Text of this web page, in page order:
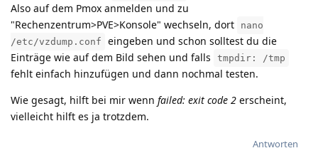
Also auf dem Pmox anmelden und zu
"Rechenzentrum>PVE>Konsole" wechseln, dort
nano
/etc/vzdump.conf
eingeben und schon solltest du die
Einträge wie auf dem Bild sehen und falls
tmpdir: /tmp
fehlt einfach hinzufügen und dann nochmal testen.
Wie gesagt, hilft bei mir wenn failed: exit code 2 erscheint,
vielleicht hilft es ja trotzdem.
Antworten